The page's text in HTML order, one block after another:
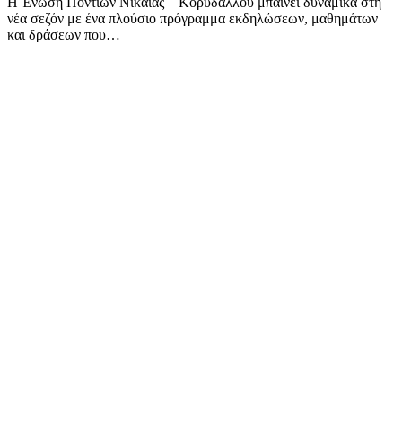
νέα σεζόν με ένα πλούσιο πρόγραμμα εκδηλώσεων, μαθημάτων
και δράσεων που…